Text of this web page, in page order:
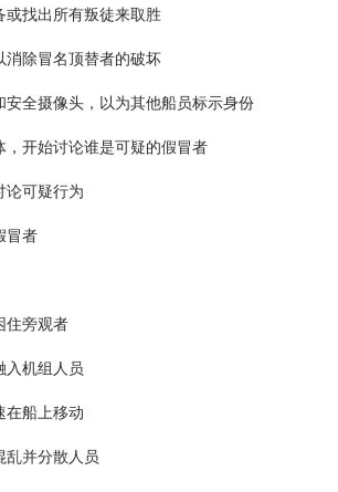
或找出所有叛徒来取胜
消除冒名顶替者的破坏
安全摄像头，以为其他船员标示身份
，开始讨论谁是可疑的假冒者
论可疑行为
冒者
住旁观者
入机组人员
在船上移动
乱并分散人员